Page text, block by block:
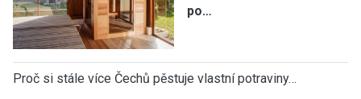
po…
Proč si stále více Čechů pěstuje vlastní potraviny…